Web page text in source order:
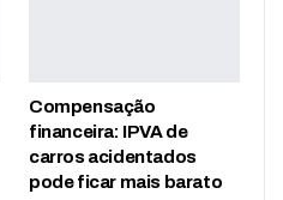
Compensação
financeira: IPVA de
carros acidentados
pode ficar mais barato